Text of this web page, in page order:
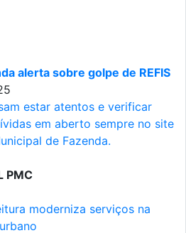
alerta sobre golpe de REFIS
estar atentos e verificar
em aberto sempre no site
de Fazenda.
PMC
moderniza serviços na